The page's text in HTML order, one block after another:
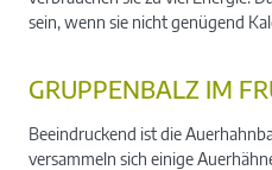
sein, wenn sie nicht genügend
GRUPPENBALZ IM
Beeindruckend ist die
versammeln sich einige